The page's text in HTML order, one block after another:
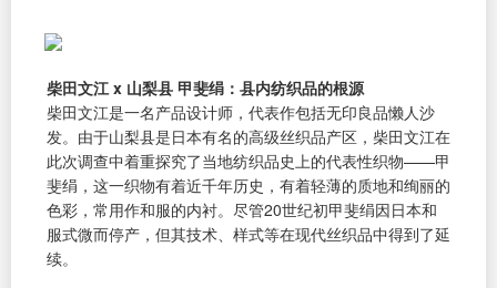
柴田文江 x 山梨县 甲斐绢：县内纺织品的根源
柴田文江是一名产品设计师，代表作包括无印良品懒人沙
发。由于山梨县是日本有名的高级丝织品产区，柴田文江在
此次调查中着重探究了当地纺织品史上的代表性织物——甲
斐绢，这一织物有着近千年历史，有着轻薄的质地和绚丽的
色彩，常用作和服的内衬。尽管20世纪初甲斐绢因日本和
服式微而停产，但其技术、样式等在现代丝织品中得到了延
续。